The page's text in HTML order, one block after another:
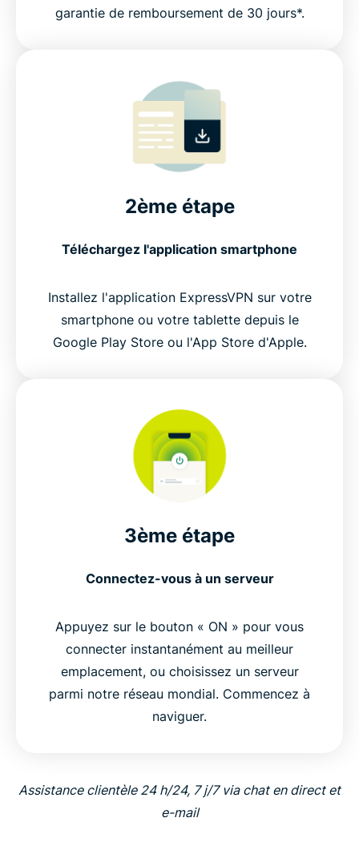
garantie de remboursement de 30 jours*.
2ème étape
Téléchargez l'application smartphone
Installez l'application ExpressVPN sur votre
smartphone ou votre tablette depuis le
Google Play Store ou l'App Store d'Apple.
3ème étape
Connectez-vous à un serveur
Appuyez sur le bouton « ON » pour vous
connecter instantanément au meilleur
emplacement, ou choisissez un serveur
parmi notre réseau mondial. Commencez à
naviguer.
Assistance clientèle 24 h/24, 7 j/7 via chat en direct et
e-mail